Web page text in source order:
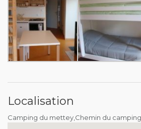
Localisation
Camping du mettey,Chemin du